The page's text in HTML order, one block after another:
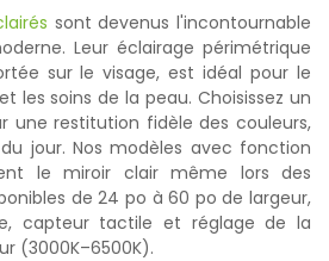
sont devenus l'incontournable
Leur éclairage périmétrique
sur le visage, est idéal pour le
les soins de la peau. Choisissez un
une restitution fidèle des couleurs,
jour. Nos modèles avec fonction
le miroir clair même lors des
de 24 po à 60 po de largeur,
capteur tactile et réglage de la
(3000K–6500K).